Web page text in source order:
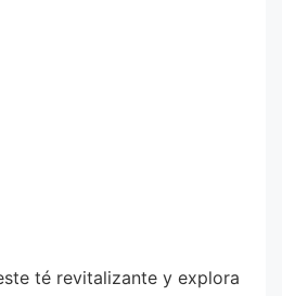
té revitalizante y explora